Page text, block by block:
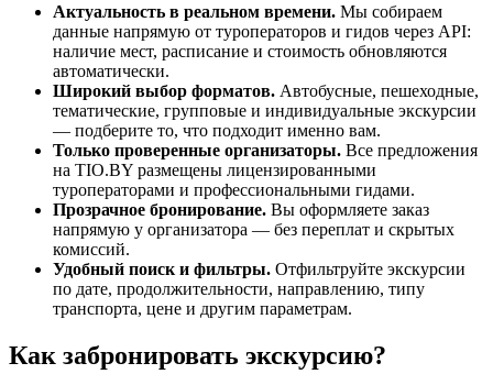
Актуальность в реальном времени. Мы собираем
данные напрямую от туроператоров и гидов через API:
наличие мест, расписание и стоимость обновляются
автоматически.
Широкий выбор форматов. Автобусные, пешеходные,
тематические, групповые и индивидуальные экскурсии
— подберите то, что подходит именно вам.
Только проверенные организаторы. Все предложения
на TIO.BY размещены лицензированными
туроператорами и профессиональными гидами.
Прозрачное бронирование. Вы оформляете заказ
напрямую у организатора — без переплат и скрытых
комиссий.
Удобный поиск и фильтры. Отфильтруйте экскурсии
по дате, продолжительности, направлению, типу
транспорта, цене и другим параметрам.
Как забронировать экскурсию?